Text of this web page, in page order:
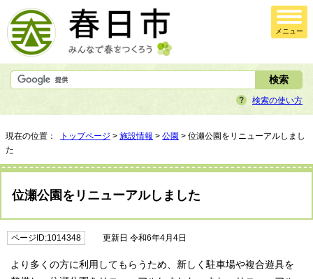
メニュー
検索の使い方
現在の位置： トップページ > 施設情報 > 公園 > 位瀬公園をリニューアルしまし
た
位瀬公園をリニューアルしました
ページID:1014348 更新日 令和6年4月4日
より多くの方に利用してもらうため、新しく駐車場や複合遊具を